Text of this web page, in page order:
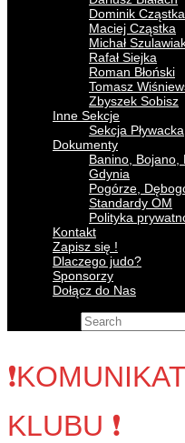
Dominik Cząstka
Maciej Cząstka
Michał
Rafał Siejka
Roman Błoński
Tomasz
Zbyszek Sobisz
Inne Sekcje
Sekcja Pływacka
Dokumenty
Banino, Bojano,
Gdynia
Pogórze,
Standardy OM
Polityka
Kontakt
Zapisz się !
Dlaczego judo?
Sponsorzy
Dołącz do Nas
KLUBU ❗️